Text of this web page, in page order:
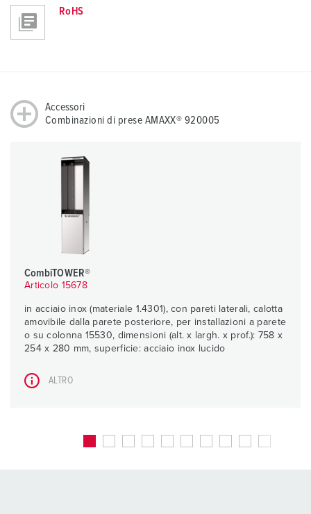
RoHS
Accessori
Combinazioni di prese AMAXX® 920005
CombiTOWER®
Articolo 15678
in acciaio inox (materiale 1.4301), con pareti laterali, calotta
amovibile dalla parete posteriore, per installazioni a parete
o su colonna 15530, dimensioni (alt. x largh. x prof.): 758 x
254 x 280 mm, superficie: acciaio inox lucido
ALTRO